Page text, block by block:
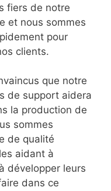
fiers de notre
et nous sommes
pour
clients.
que notre
de support aidera
la production de
sommes
de qualité
aidant à
développer leurs
dans ce